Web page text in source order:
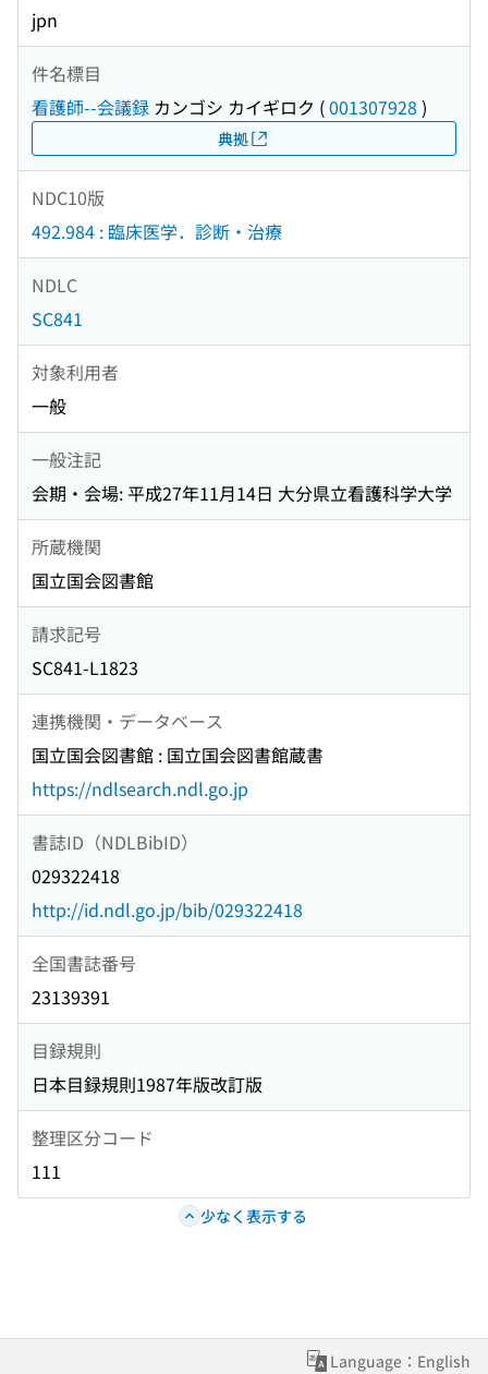
jpn
件名標目
看護師--会議録 カンゴシ カイギロク (001307928 )
典拠
NDC10版
492.984 : 臨床医学．診断・治療
NDLC
SC841
対象利用者
一般
一般注記
会期・会場: 平成27年11月14日 大分県立看護科学大学
所蔵機関
国立国会図書館
請求記号
SC841-L1823
連携機関・データベース
国立国会図書館 : 国立国会図書館蔵書
https://ndlsearch.ndl.go.jp
書誌ID（NDLBibID）
029322418
http://id.ndl.go.jp/bib/029322418
全国書誌番号
23139391
目録規則
日本目録規則1987年版改訂版
整理区分コード
111
少なく表示する
Language：English